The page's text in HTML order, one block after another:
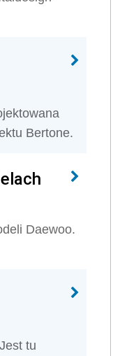
Bertone.
Daewoo.
tu